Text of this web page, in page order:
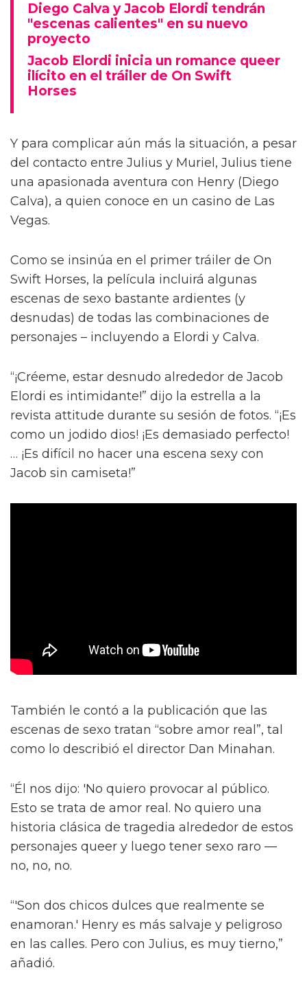
Diego Calva y Jacob Elordi tendrán
"escenas calientes" en su nuevo
proyecto
Jacob Elordi inicia un romance queer
ilícito en el tráiler de On Swift
Horses
Y para complicar aún más la situación, a pesar
del contacto entre Julius y Muriel, Julius tiene
una apasionada aventura con Henry (Diego
Calva), a quien conoce en un casino de Las
Vegas.
Como se insinúa en el primer tráiler de On
Swift Horses, la película incluirá algunas
escenas de sexo bastante ardientes (y
desnudas) de todas las combinaciones de
personajes – incluyendo a Elordi y Calva.
“¡Créeme, estar desnudo alrededor de Jacob
Elordi es intimidante!” dijo la estrella a la
revista attitude durante su sesión de fotos. “¡Es
como un jodido dios! ¡Es demasiado perfecto!
… ¡Es difícil no hacer una escena sexy con
Jacob sin camiseta!”
También le contó a la publicación que las
escenas de sexo tratan “sobre amor real”, tal
como lo describió el director Dan Minahan.
“Él nos dijo: 'No quiero provocar al público.
Esto se trata de amor real. No quiero una
historia clásica de tragedia alrededor de estos
personajes queer y luego tener sexo raro —
no, no, no.
“'Son dos chicos dulces que realmente se
enamoran.' Henry es más salvaje y peligroso
en las calles. Pero con Julius, es muy tierno,”
añadió.